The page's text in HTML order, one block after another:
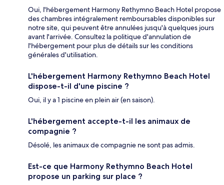
Oui, l'hébergement Harmony Rethymno Beach Hotel propose
des chambres intégralement remboursables disponibles sur
notre site, qui peuvent être annulées jusqu'à quelques jours
avant l'arrivée. Consultez la politique d'annulation de
l'hébergement pour plus de détails sur les conditions
générales d'utilisation.
L'hébergement Harmony Rethymno Beach Hotel
dispose-t-il d'une piscine ?
Oui, il y a 1 piscine en plein air (en saison).
L'hébergement accepte-t-il les animaux de
compagnie ?
Désolé, les animaux de compagnie ne sont pas admis.
Est-ce que Harmony Rethymno Beach Hotel
propose un parking sur place ?